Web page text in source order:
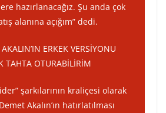
hazırlanacağız. Şu anda çok
alanına açığım” dedi.
ERKEK VERSİYONU
TAHTA OTURABİLİRİM
şarkılarının kraliçesi olarak
Akalın’ın hatırlatılması